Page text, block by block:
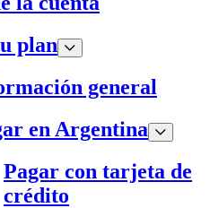
plan
general
en Argentina
Pagar con tarjeta de
crédito